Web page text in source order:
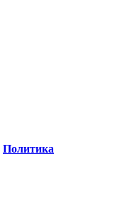
Политика